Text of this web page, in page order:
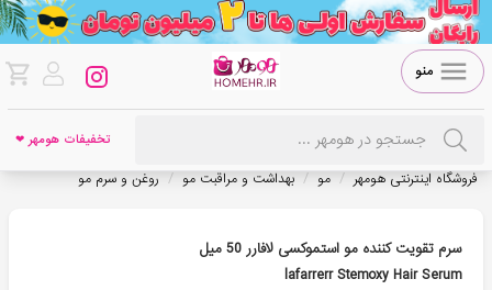
منو
تخفیفات هومهر ❤
فروشگاه اینترنتی هومهر / مو / بهداشت و مراقبت مو / روغن و سرم مو
سرم تقویت کننده مو استموکسی لافارر 50 میل
lafarrerr Stemoxy Hair Serum